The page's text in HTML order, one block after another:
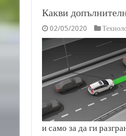
Какви
02/05/2020
и само за да ги